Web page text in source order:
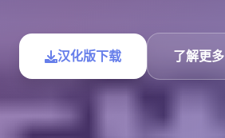
汉化版下载 了解更多